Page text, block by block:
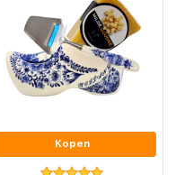
Kopen